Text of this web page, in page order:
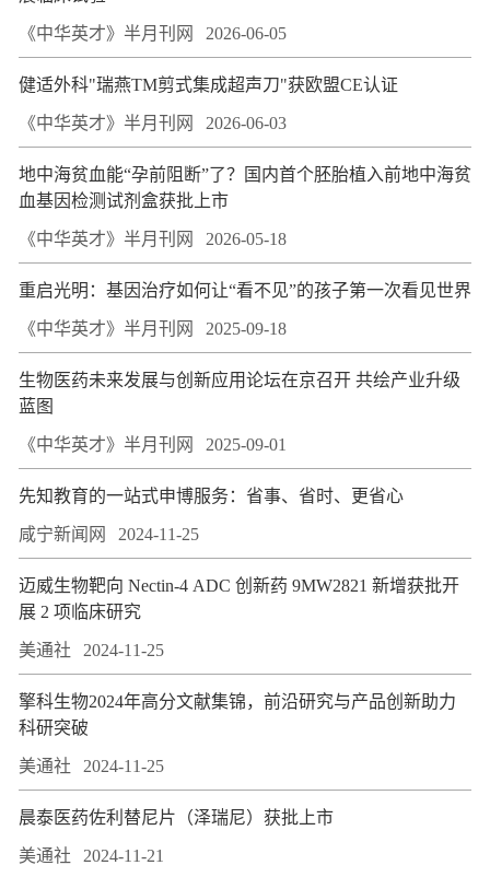
《中华英才》半月刊网 2026-06-05
健适外科"瑞燕TM剪式集成超声刀"获欧盟CE认证
《中华英才》半月刊网 2026-06-03
地中海贫血能“孕前阻断”了？国内首个胚胎植入前地中海贫
血基因检测试剂盒获批上市
《中华英才》半月刊网 2026-05-18
重启光明：基因治疗如何让“看不见”的孩子第一次看见世界
《中华英才》半月刊网 2025-09-18
生物医药未来发展与创新应用论坛在京召开 共绘产业升级
蓝图
《中华英才》半月刊网 2025-09-01
先知教育的一站式申博服务：省事、省时、更省心
咸宁新闻网 2024-11-25
迈威生物靶向 Nectin-4 ADC 创新药 9MW2821 新增获批开
展 2 项临床研究
美通社 2024-11-25
擎科生物2024年高分文献集锦，前沿研究与产品创新助力
科研突破
美通社 2024-11-25
晨泰医药佐利替尼片（泽瑞尼）获批上市
美通社 2024-11-21